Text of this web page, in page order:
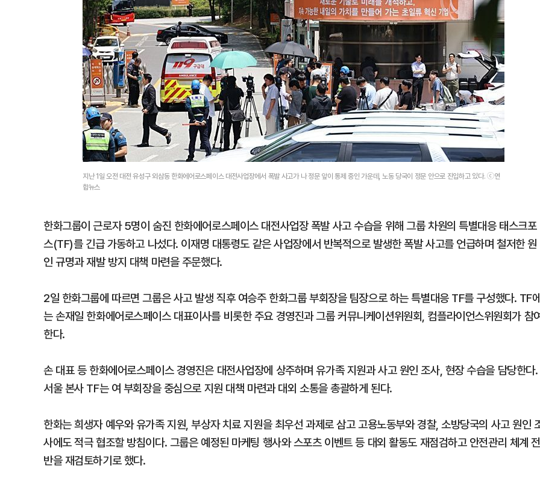
지난 1일 오전 대전 유성구 외삼동 한화에어로스페이스 대전사업장에서 폭발 사고가 나 정문 앞이 통제 중인 가운데, 노동 당국이 정문 안으로 진입하고 있다. ⓒ연
합뉴스
한화그룹이 근로자 5명이 숨진 한화에어로스페이스 대전사업장 폭발 사고 수습을 위해 그룹 차원의 특별대응 태스크포
스(TF)를 긴급 가동하고 나섰다. 이재명 대통령도 같은 사업장에서 반복적으로 발생한 폭발 사고를 언급하며 철저한 원
인 규명과 재발 방지 대책 마련을 주문했다.
2일 한화그룹에 따르면 그룹은 사고 발생 직후 여승주 한화그룹 부회장을 팀장으로 하는 특별대응 TF를 구성했다. TF
는 손재일 한화에어로스페이스 대표이사를 비롯한 주요 경영진과 그룹 커뮤니케이션위원회, 컴플라이언스위원회가 참
한다.
손 대표 등 한화에어로스페이스 경영진은 대전사업장에 상주하며 유가족 지원과 사고 원인 조사, 현장 수습을 담당한다.
서울 본사 TF는 여 부회장을 중심으로 지원 대책 마련과 대외 소통을 총괄하게 된다.
한화는 희생자 예우와 유가족 지원, 부상자 치료 지원을 최우선 과제로 삼고 고용노동부와 경찰, 소방당국의 사고 원인
사에도 적극 협조할 방침이다. 그룹은 예정된 마케팅 행사와 스포츠 이벤트 등 대외 활동도 재점검하고 안전관리 체계
반을 재검토하기로 했다.
4
지진에 3000만원 기부했는
日 여성...무슨 일?
5
"솟구친 화염에 공장 아수라
유공장 화재, 4명 중경상